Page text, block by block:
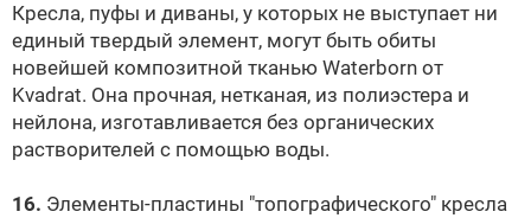
Кресла, пуфы и диваны, у которых не выступает ни
единый твердый элемент, могут быть обиты
новейшей композитной тканью Waterborn от
Kvadrat. Она прочная, нетканая, из полиэстера и
нейлона, изготавливается без органических
растворителей с помощью воды.
16. Элементы-пластины "топографического" кресла